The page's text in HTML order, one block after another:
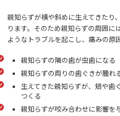
親知らずが横や斜めに生えてきたり
ります。そのため親知らずの周囲に
ようなトラブルを起こし、痛みの原
親知らずの隣の歯が虫歯になる
親知らずの周りの歯ぐきが腫れ
生えてきた親知らずが、頬や歯
つくる
親知らずが咬み合わせに影響を